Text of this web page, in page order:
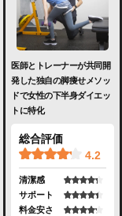
医師とトレーナーが共同開
発した独自の脚痩せメソッ
ドで女性の下半身ダイエッ
トに特化
総合評価
4.2
清潔感
サポート
料金安さ